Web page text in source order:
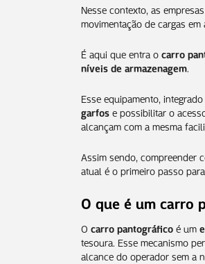
Nesse contexto, as
movimentação de cargas em
É aqui que entra ocarro
níveis de armazenagem.
Esse equipamento,
garfose possibilitar o
alcançam com a mesma
Assim sendo, compreender
atual é o primeiro passo para
O que é um carro
O carro pantográficoé um
tesoura. Esse mecanismo
alcance do operador sem a